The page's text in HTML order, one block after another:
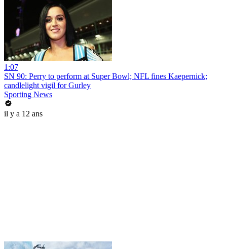
1:07
SN 90: Perry to perform at Super Bowl; NFL fines Kaepernick;
candlelight vigil for Gurley
Sporting News
il y a 12 ans